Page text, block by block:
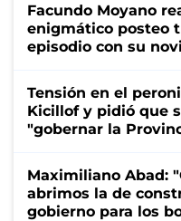
Facundo Moyano
enigmático posteo
episodio con su
Tensión en el
Kicillof y pidió que
"gobernar la
Maximiliano Abad:
abrimos la de
gobierno para los